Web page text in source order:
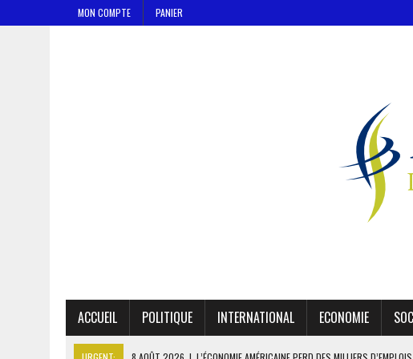
MON COMPTE PANIER
ACCUEIL POLITIQUE INTERNATIONAL ECONOMIE